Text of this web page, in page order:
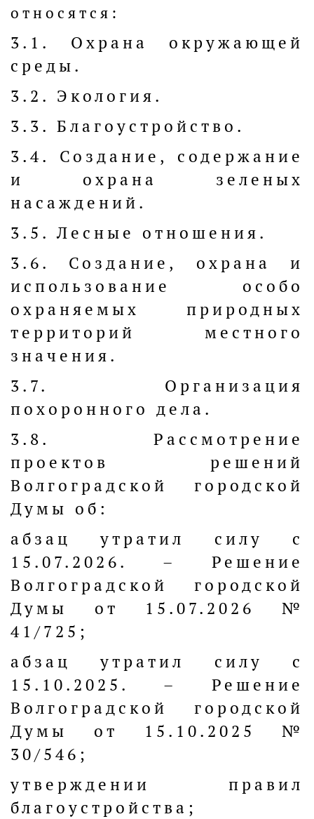
относятся:
3.1. Охрана окружающей
среды.
3.2. Экология.
3.3. Благоустройство.
3.4. Создание, содержание
и охрана зеленых
насаждений.
3.5. Лесные отношения.
3.6. Создание, охрана и
использование особо
охраняемых природных
территорий местного
значения.
3.7. Организация
похоронного дела.
3.8. Рассмотрение
проектов решений
Волгоградской городской
Думы об:
абзац утратил силу с
15.07.2026. – Решение
Волгоградской городской
Думы от 15.07.2026 №
41/725;
абзац утратил силу с
15.10.2025. – Решение
Волгоградской городской
Думы от 15.10.2025 №
30/546;
утверждении правил
благоустройства;